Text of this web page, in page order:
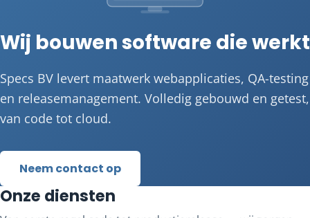
Wij bouwen software die werkt
Specs BV levert maatwerk webapplicaties, QA-testing
en releasemanagement. Volledig gebouwd en getest,
van code tot cloud.
Neem contact op
Onze diensten